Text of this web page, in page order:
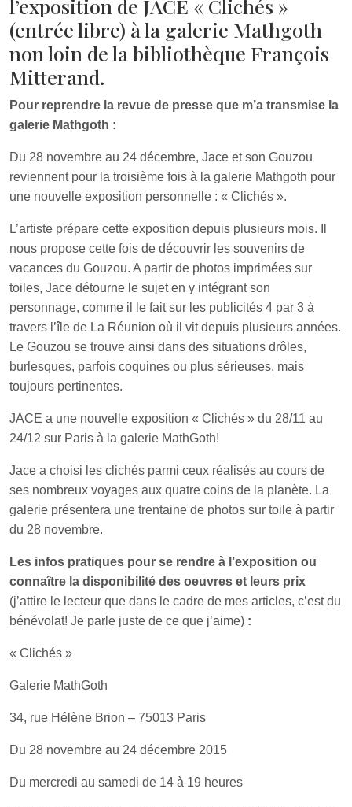
l’exposition de JACE « Clichés »
(entrée libre) à la galerie Mathgoth
non loin de la bibliothèque François
Mitterand.
Pour reprendre la revue de presse que m’a transmise la
galerie Mathgoth :
Du 28 novembre au 24 décembre, Jace et son Gouzou
reviennent pour la troisième fois à la galerie Mathgoth pour
une nouvelle exposition personnelle : « Clichés ».
L’artiste prépare cette exposition depuis plusieurs mois. Il
nous propose cette fois de découvrir les souvenirs de
vacances du Gouzou. A partir de photos imprimées sur
toiles, Jace détourne le sujet en y intégrant son
personnage, comme il le fait sur les publicités 4 par 3 à
travers l’île de La Réunion où il vit depuis plusieurs années.
Le Gouzou se trouve ainsi dans des situations drôles,
burlesques, parfois coquines ou plus sérieuses, mais
toujours pertinentes.
JACE a une nouvelle exposition « Clichés » du 28/11 au
24/12 sur Paris à la galerie MathGoth!
Jace a choisi les clichés parmi ceux réalisés au cours de
ses nombreux voyages aux quatre coins de la planète. La
galerie présentera une trentaine de photos sur toile à partir
du 28 novembre.
Les infos pratiques pour se rendre à l’exposition ou
connaître la disponibilité des oeuvres et leurs prix
(j’attire le lecteur que dans le cadre de mes articles, c’est du
bénévolat! Je parle juste de ce que j’aime) :
« Clichés »
Galerie MathGoth
34, rue Hélène Brion – 75013 Paris
Du 28 novembre au 24 décembre 2015
Du mercredi au samedi de 14 à 19 heures